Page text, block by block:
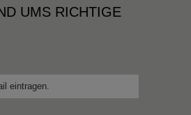
UMS RICHTIGE L